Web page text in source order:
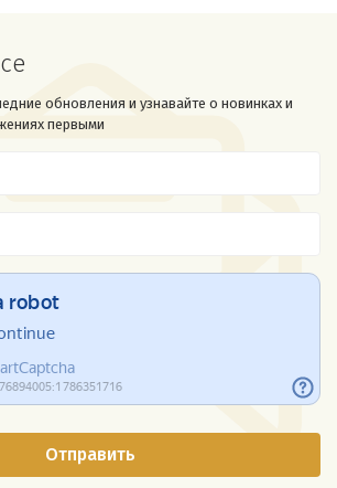
обновления и узнавайте о новинках и
первыми